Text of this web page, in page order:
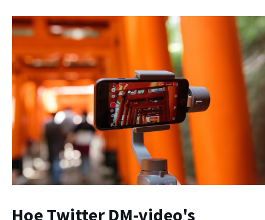
Hoe Twitter DM-video's